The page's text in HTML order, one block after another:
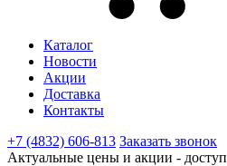
Каталог
Новости
Акции
Доставка
Контакты
+7 (4832) 606-813 Заказать звонок
Актуальные цены и акции -